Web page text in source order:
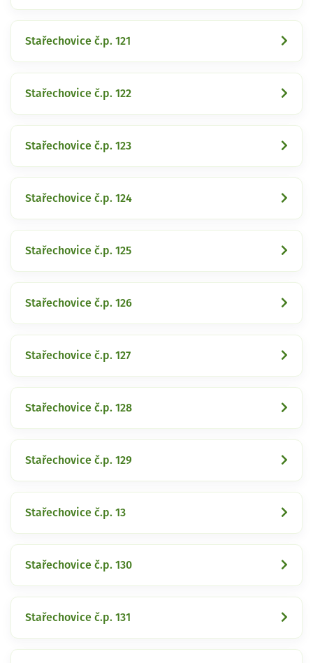
Stařechovice č.p. 121
Stařechovice č.p. 122
Stařechovice č.p. 123
Stařechovice č.p. 124
Stařechovice č.p. 125
Stařechovice č.p. 126
Stařechovice č.p. 127
Stařechovice č.p. 128
Stařechovice č.p. 129
Stařechovice č.p. 13
Stařechovice č.p. 130
Stařechovice č.p. 131